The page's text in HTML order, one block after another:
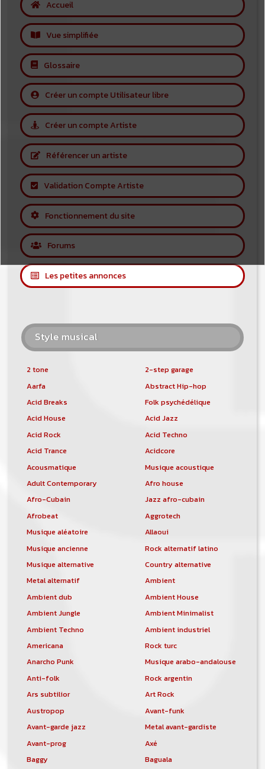
Accueil
Vue simplifiée
Glossaire
Créer un compte Utilisateur libre
Créer un compte Artiste
Référencer un artiste
Validation Compte Artiste
Fonctionnement du site
Forums
Les petites annonces
Style musical
2 tone
2-step garage
Aarfa
Abstract Hip-hop
Acid Breaks
Folk psychédélique
Acid House
Acid Jazz
Acid Rock
Acid Techno
Acid Trance
Acidcore
Acousmatique
Musique acoustique
Adult Contemporary
Afro house
Afro-Cubain
Jazz afro-cubain
Afrobeat
Aggrotech
Musique aléatoire
Allaoui
Musique ancienne
Rock alternatif latino
Musique alternative
Country alternative
Metal alternatif
Ambient
Ambient dub
Ambient House
Ambient Jungle
Ambient Minimalist
Ambient Techno
Ambient industriel
Americana
Rock turc
Anarcho Punk
Musique arabo-andalouse
Anti-folk
Rock argentin
Ars subtilior
Art Rock
Austropop
Avant-funk
Avant-garde jazz
Metal avant-gardiste
Avant-prog
Axé
Baggy
Baguala